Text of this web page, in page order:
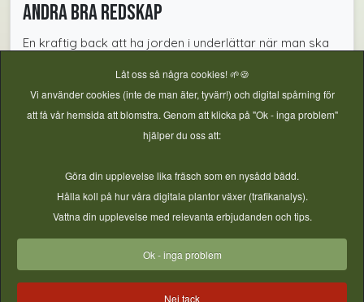
Andra bra redskap
En kraftig back att ha jorden i underlättar när man ska
En tryckspruta gör det enkelt att fukta både sådden och
plantorna. Inomhusluften är ofta väldigt torr på vintern.
Guide ,Tidig vår ,Sen vår
Låt oss så några cookies! 🌱🍪
Vi använder cookies (inte de man äter, tyvärr!) och digital spårning för
att få vår hemsida att blomstra. Genom att klicka på "Ok - inga problem"
hjälper du oss att:
Göra din upplevelse lika fräsch som en nysådd bädd.
Hålla koll på hur våra digitala plantor växer (trafikanalys).
Vattna din upplevelse med relevanta erbjudanden och tips.
Ok - inga problem
Nej tack